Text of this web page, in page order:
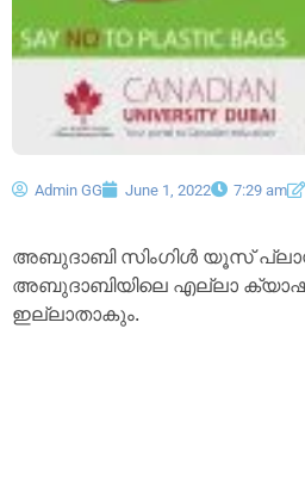
Admin GG June 1, 2022 7:29 am
അബുദാബി സിംഗിൾ യൂസ്
അബുദാബിയിലെ എല്ലാ ക്യാഷ്
ഇല്ലാതാകും.